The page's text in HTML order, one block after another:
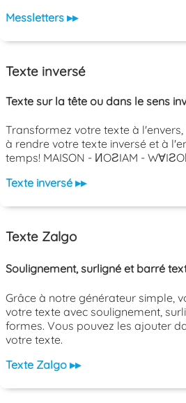
Messletters ▸▸
Texte inversé
Texte sur la tête ou dans le sens
Transformez votre texte à
à rendre votre texte inversé et à
temps! MAISON - ИOƧIAM -
Texte inversé ▸▸
Texte Zalgo
Soulignement, surligné et barré
Grâce à notre générateur simple,
votre texte avec soulignement,
formes. Vous pouvez les ajouter
votre texte.
Texte Zalgo ▸▸